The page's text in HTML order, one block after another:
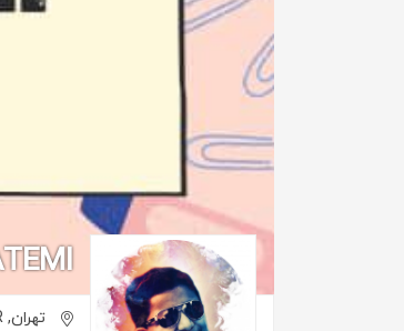
تهران,